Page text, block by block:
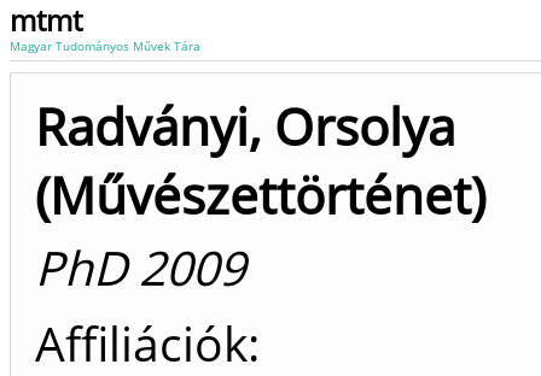
mtmt
Magyar Tudományos Művek Tára
Radványi, Orsolya
(Művészettörténet)
PhD 2009
Affiliációk